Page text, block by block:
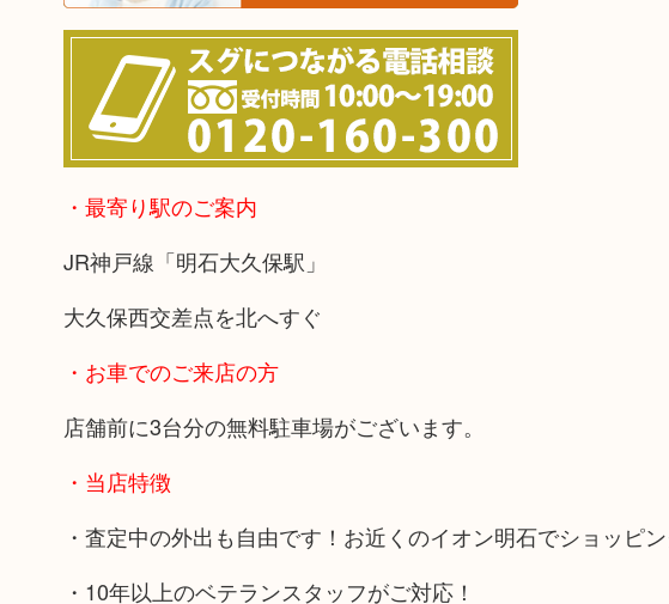
・最寄り駅のご案内
JR神戸線「明石大久保駅」
大久保西交差点を北へすぐ
・お車でのご来店の方
店舗前に3台分の無料駐車場がございます。
・当店特徴
・査定中の外出も自由です！お近くのイオン明石でショッピ
・10年以上のベテランスタッフがご対応！